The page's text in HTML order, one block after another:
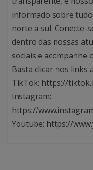
informado sobre tudo
norte a sul. Conecte-
dentro das nossas
sociais e acompanhe
Basta clicar nos links
TikTok: https://
Instagram:
https://
Youtube: https://